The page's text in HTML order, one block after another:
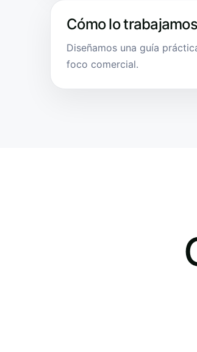
Cómo lo
Diseñamos una guía
foco comercial.